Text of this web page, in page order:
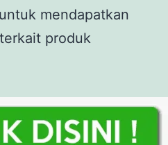
mendapatkan
produk